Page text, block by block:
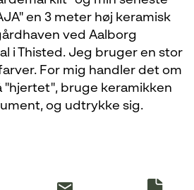
en 3 meter høj keramisk
ved Aalborg
i Thisted. Jeg bruger en stor
For mig handler det om
"hjertet", bruge keramikken
og udtrykke sig.